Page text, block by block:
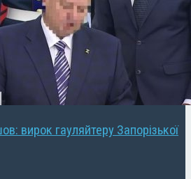
вирок гауляйтеру Запорізької